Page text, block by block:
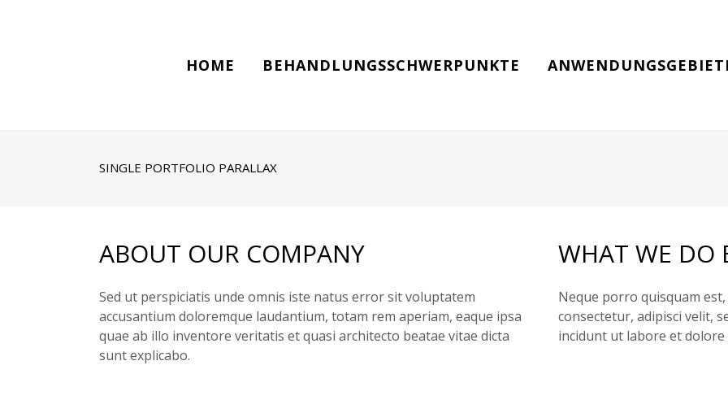
HOME BEHANDLUNGSSCHWERPUNKTE
SINGLE PORTFOLIO PARALLAX
ABOUT OUR COMPANY
Sed ut perspiciatis unde omnis iste natus error sit voluptatem
accusantium doloremque laudantium, totam rem aperiam, eaque ipsa
quae ab illo inventore veritatis et quasi architecto beatae vitae dicta
sunt explicabo.
WHAT WE DO
Neque porro quisquam
consectetur, adipisci velit,
incidunt ut labore et